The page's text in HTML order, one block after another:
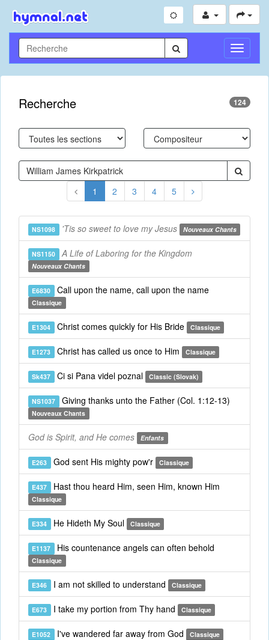
Toggle
Recherche 124
1 2 3 4 5
NS1098 'Tis so sweet to love my Jesus Nouveaux Chants
NS1150 A Life of Laboring for the Kingdom
Nouveaux Chants
E6830 Call upon the name, call upon the name
Classique
E1304 Christ comes quickly for His Bride Classique
E1273 Christ has called us once to Him Classique
Sk437 Ci si Pana videl poznal Classic (Slovak)
NS1037 Giving thanks unto the Father (Col. 1:12-13)
Nouveaux Chants
God is Spirit, and He comes Enfants
E263 God sent His mighty pow'r Classique
E437 Hast thou heard Him, seen Him, known Him
Classique
E334 He Hideth My Soul Classique
E1137 His countenance angels can often behold
Classique
E346 I am not skilled to understand Classique
E673 I take my portion from Thy hand Classique
E1052 I've wandered far away from God Classique